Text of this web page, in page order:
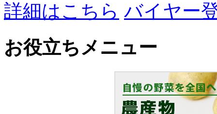
詳細はこちら バイヤー
お役立ちメニュー